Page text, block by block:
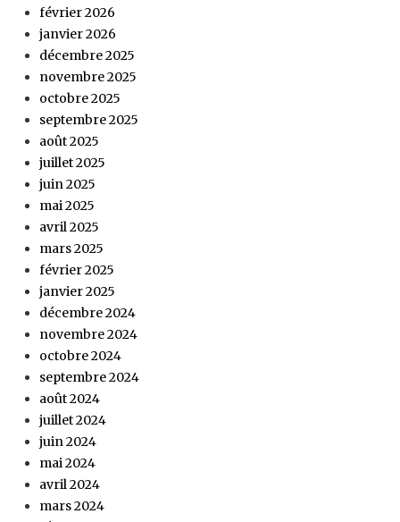
février 2026
janvier 2026
décembre 2025
novembre 2025
octobre 2025
septembre 2025
août 2025
juillet 2025
juin 2025
mai 2025
avril 2025
mars 2025
février 2025
janvier 2025
décembre 2024
novembre 2024
octobre 2024
septembre 2024
août 2024
juillet 2024
juin 2024
mai 2024
avril 2024
mars 2024